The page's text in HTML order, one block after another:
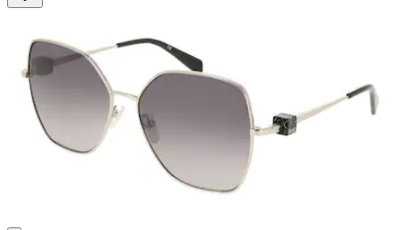
Sternen.